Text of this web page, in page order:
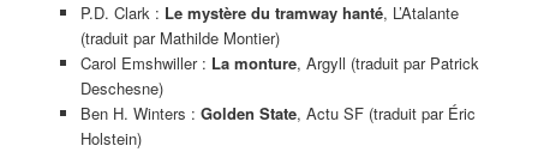
P.D. Clark : Le mystère du tramway hanté, L’Atalante
(traduit par Mathilde Montier)
Carol Emshwiller : La monture, Argyll (traduit par Patrick
Deschesne)
Ben H. Winters : Golden State, Actu SF (traduit par Éric
Holstein)